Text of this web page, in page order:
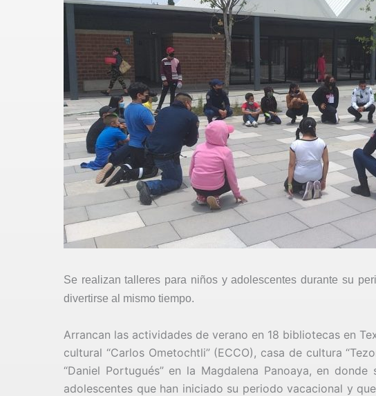
Se realizan talleres para niños y adolescentes durante su
divertirse al mismo tiempo.
Arrancan las actividades de verano en 18 bibliotecas en
cultural “Carlos Ometochtli” (ECCO), casa de cultura
“Daniel Portugués” en la Magdalena Panoaya, en
adolescentes que han iniciado su periodo vacacional y